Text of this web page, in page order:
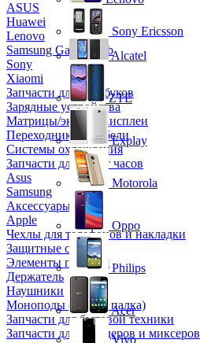
ASUS
Huawei
Lenovo
Samsung Galaxy Tab
Sony
Xiaomi
Запчасти для ноутбуков
Зарядные устройства
Матрицы/экраны/дисплеи
Переходники и кабели
Системы охлаждения
Запчасти для смарт часов
Asus
Samsung
Аксессуары
Apple
Чехлы для телефонов и накладки
Защитные стекла
Элементы питания
Держатель
Наушники
Моноподы (Селфи палка)
Запчасти для бытовой техники
Запчасти для блендеров и миксеров
Sony Ericsson
Alcatel
ZTE
Explay
Motorola
Oppo
Philips
Acer
Vivo